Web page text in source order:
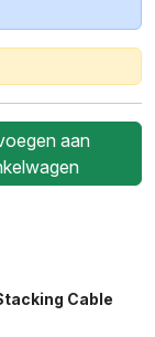
aan
Cable